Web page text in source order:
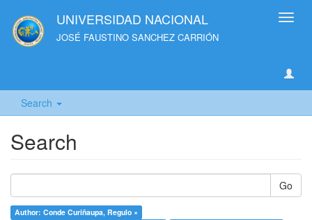
UNIVERSIDAD NACIONAL
JOSÉ FAUSTINO SANCHEZ CARRIÓN
Search
Search
Go
Author: Conde Curiñaupa, Regulo ×